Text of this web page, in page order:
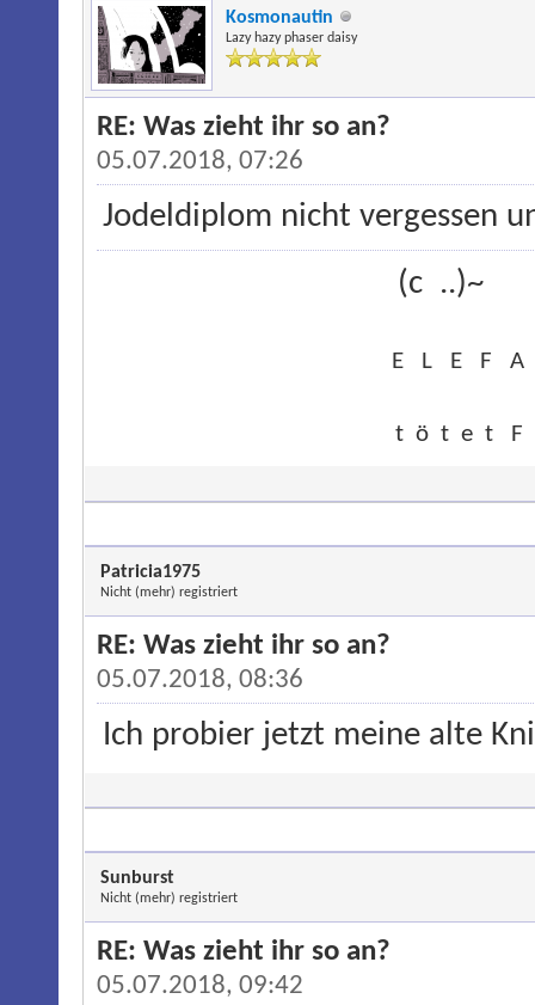
Kosmonautin
Lazy hazy phaser daisy
RE: Was zieht ihr so an?
05.07.2018, 07:26
Jodeldiplom nicht vergessen
(c
E L E F A
t ö t e t
Patricia1975
Nicht (mehr) registriert
RE: Was zieht ihr so an?
05.07.2018, 08:36
Ich probier jetzt meine alte
Sunburst
Nicht (mehr) registriert
RE: Was zieht ihr so an?
05.07.2018, 09:42